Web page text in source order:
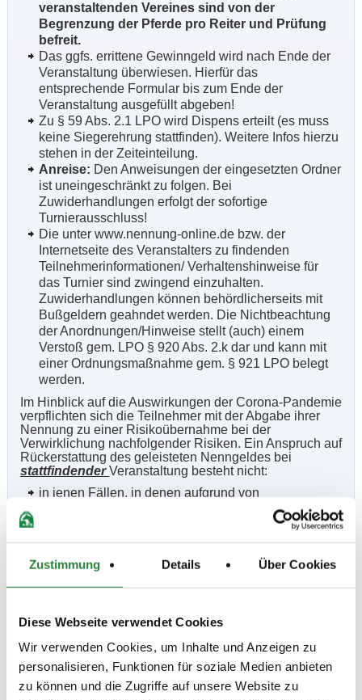
Zustimmung Details Über Cookies
Diese Webseite verwendet Cookies
Wir verwenden Cookies, um Inhalte und Anzeigen zu
personalisieren, Funktionen für soziale Medien anbieten
zu können und die Zugriffe auf unsere Website zu
veranstaltenden Vereines sind von der
Begrenzung der Pferde pro Reiter und Prüfung
befreit.
Das ggfs. errittene Gewinngeld wird nach Ende der
Veranstaltung überwiesen. Hierfür das
entsprechende Formular bis zum Ende der
Veranstaltung ausgefüllt abgeben!
Zu § 59 Abs. 2.1 LPO wird Dispens erteilt (es muss
keine Siegerehrung stattfinden). Weitere Infos hierzu
stehen in der Zeiteinteilung.
Anreise: Den Anweisungen der eingesetzten Ordner
ist uneingeschränkt zu folgen. Bei
Zuwiderhandlungen erfolgt der sofortige
Turnierausschluss!
Die unter www.nennung-online.de bzw. der
Internetseite des Veranstalters zu findenden
Teilnehmerinformationen/ Verhaltenshinweise für
das Turnier sind zwingend einzuhalten.
Zuwiderhandlungen können behördlicherseits mit
Bußgeldern geahndet werden. Die Nichtbeachtung
der Anordnungen/Hinweise stellt (auch) einem
Verstoß gem. LPO § 920 Abs. 2.k dar und kann mit
einer Ordnungsmaßnahme gem. § 921 LPO belegt
werden.
Im Hinblick auf die Auswirkungen der Corona-Pandemie
verpflichten sich die Teilnehmer mit der Abgabe ihrer
Nennung zu einer Risikoübernahme bei der
Verwirklichung nachfolgender Risiken. Ein Anspruch auf
Rückerstattung des geleisteten Nenngeldes bei
stattfindender Veranstaltung besteht nicht:
in jenen Fällen, in denen aufgrund von
Bestimmungen einer Verordnung und/oder aufgrund
anderer behördlicher Verfügungen die Teilnahme
von Personen, die ihren Wohnsitz oder ihren
Arbeitsplatz innerhalb eines „Corona-
Risikogebietes" (u.a. Bezirk, Landkreis o.ä. über den
ein „Lockdown" verhängt wurde) haben, untersagt
Beschaffenheit der Plätze:
Springplatz50x90m Sand